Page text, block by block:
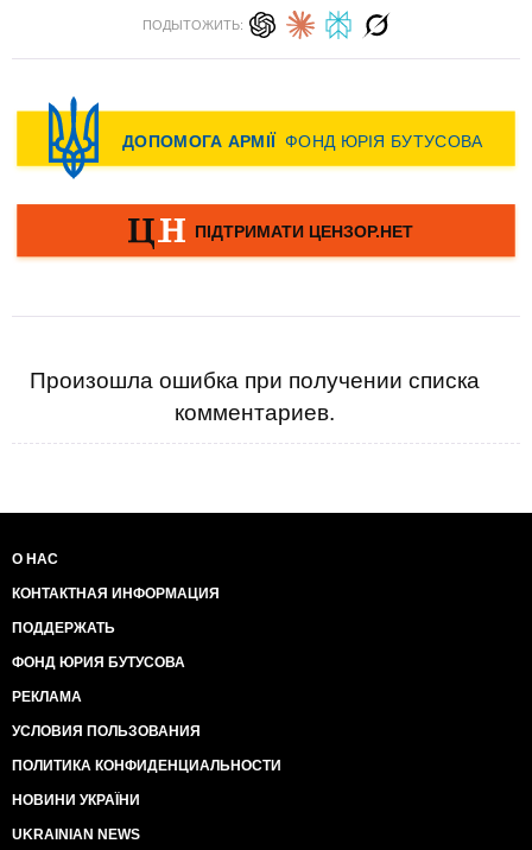
ПОДЫТОЖИТЬ:
Произошла ошибка при получении списка
комментариев.
О НАС
КОНТАКТНАЯ ИНФОРМАЦИЯ
ПОДДЕРЖАТЬ
ФОНД ЮРИЯ БУТУСОВА
РЕКЛАМА
УСЛОВИЯ ПОЛЬЗОВАНИЯ
ПОЛИТИКА КОНФИДЕНЦИАЛЬНОСТИ
НОВИНИ УКРАЇНИ
UKRAINIAN NEWS